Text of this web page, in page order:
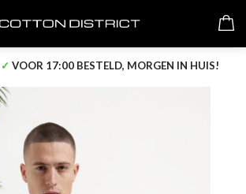
17:00 BESTELD, MORGEN IN HUIS!